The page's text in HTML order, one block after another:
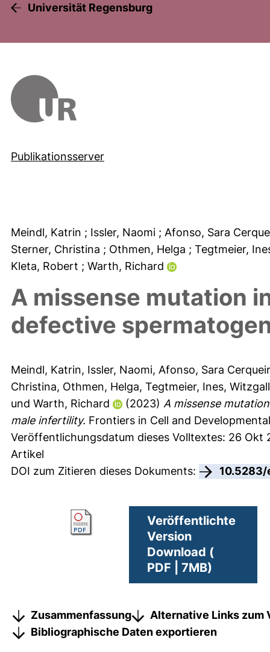
Universität Regensburg
Publikationsserver
Meindl, Katrin ; Issler, Naomi ; Afonso, Sara
Sterner, Christina ; Othmen, Helga ; Tegtmeier,
Kleta, Robert ; Warth, Richard
A missense mutation
defective
Meindl, Katrin, Issler, Naomi, Afonso, Sara
Christina, Othmen, Helga, Tegtmeier, Ines,
und Warth, Richard (2023) A missense
male infertility. Frontiers in Cell and
Veröffentlichungsdatum dieses Volltextes: 26 Okt
Artikel
DOI zum Zitieren dieses Dokuments:
Veröffentlichte
Version
Download (
PDF | 7MB)
Zusammenfassung
Alternative Links zum
Bibliographische Daten exportieren